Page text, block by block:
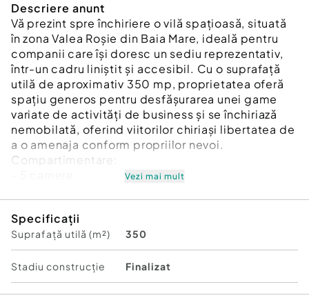
Descriere anunt
Vă prezint spre închiriere o vilă spațioasă, situată
în zona Valea Roșie din Baia Mare, ideală pentru
companii care își doresc un sediu reprezentativ,
într-un cadru liniștit și accesibil. Cu o suprafață
utilă de aproximativ 350 mp, proprietatea oferă
spațiu generos pentru desfășurarea unei game
variate de activități de business și se închiriază
nemobilată, oferind viitorilor chiriași libertatea de
a o amenaja conform propriilor nevoi.
Compartimentare:
Avantaje suplimentare:
• Suprafață generoasă și compartimentare
practică, potrivite pentru diverse activități de
birou;
• Băile și bucătăria au fost renovate recent;
• Finisaje cu parchet, ce contribuie la un ambient
Vezi mai mult
Specificații
Suprafață utilă (m²) 350
Stadiu construcţie Finalizat